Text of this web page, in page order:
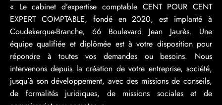
« Le cabinet d’expertise comptable CENT POUR CENT
EXPERT COMPTABLE, fondé en 2020, est implanté à
Coudekerque-Branche, 66 Boulevard Jean Jaurès. Une
équipe qualifiée et diplômée est à votre disposition pour
répondre à toutes vos demandes ou besoins. Nous
intervenons depuis la création de votre entreprise, société,
jusqu’à son développement, avec des missions de conseils,
de formalités juridiques, de missions sociales et de